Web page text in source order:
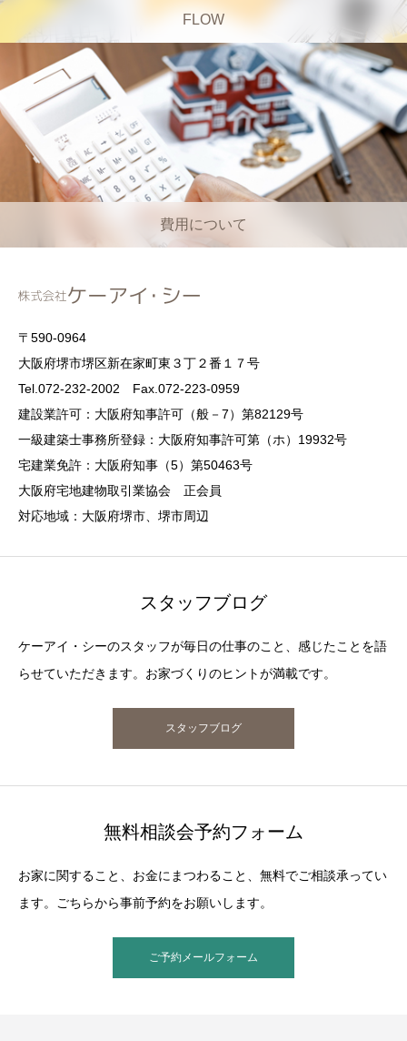
FLOW
費用について
〒590-0964
大阪府堺市堺区新在家町東３丁２番１７号
Tel.072-232-2002 Fax.072-223-0959
建設業許可：大阪府知事許可（般－7）第82129号
一級建築士事務所登録：大阪府知事許可第（ホ）19932号
宅建業免許：大阪府知事（5）第50463号
大阪府宅地建物取引業協会 正会員
対応地域：大阪府堺市、堺市周辺
スタッフブログ
ケーアイ・シーのスタッフが毎日の仕事のこと、感じたことを語
らせていただきます。お家づくりのヒントが満載です。
スタッフブログ
無料相談会予約フォーム
お家に関すること、お金にまつわること、無料でご相談承ってい
ます。ごちらから事前予約をお願いします。
ご予約メールフォーム